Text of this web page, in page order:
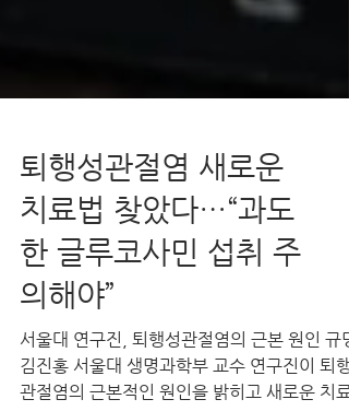
퇴행성관절염 새로운
치료법 찾았다…“과도
한 글루코사민 섭취 주
의해야”
서울대 연구진, 퇴행성관절염의 근본 원인 규명